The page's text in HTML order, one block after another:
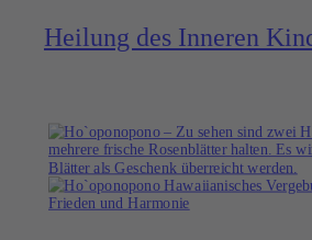
Heilung des Inneren